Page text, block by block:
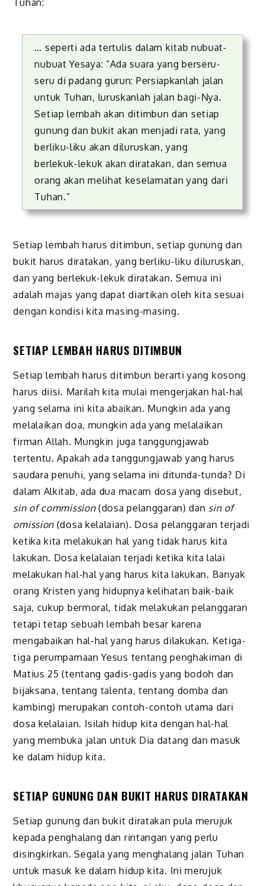
… seperti ada tertulis dalam kitab nubuat-
nubuat Yesaya: “Ada suara yang berseru-
seru di padang gurun: Persiapkanlah jalan
untuk Tuhan, luruskanlah jalan bagi-Nya.
Setiap lembah akan ditimbun dan setiap
gunung dan bukit akan menjadi rata, yang
berliku-liku akan diluruskan, yang
berlekuk-lekuk akan diratakan, dan semua
orang akan melihat keselamatan yang dari
Tuhan.”
Setiap lembah harus ditimbun, setiap gunung dan
bukit harus diratakan, yang berliku-liku diluruskan,
dan yang berlekuk-lekuk diratakan. Semua ini
adalah majas yang dapat diartikan oleh kita sesuai
dengan kondisi kita masing-masing.
SETIAP LEMBAH HARUS DITIMBUN
Setiap lembah harus ditimbun berarti yang kosong
harus diisi. Marilah kita mulai mengerjakan hal-hal
yang selama ini kita abaikan. Mungkin ada yang
melalaikan doa, mungkin ada yang melalaikan
firman Allah. Mungkin juga tanggungjawab
tertentu. Apakah ada tanggungjawab yang harus
saudara penuhi, yang selama ini ditunda-tunda? Di
dalam Alkitab, ada dua macam dosa yang disebut,
sin of commission(dosa pelanggaran) dan sin of
omission (dosa kelalaian). Dosa pelanggaran terjadi
ketika kita melakukan hal yang tidak harus kita
lakukan. Dosa kelalaian terjadi ketika kita lalai
melakukan hal-hal yang harus kita lakukan. Banyak
orang Kristen yang hidupnya kelihatan baik-baik
saja, cukup bermoral, tidak melakukan pelanggaran
tetapi tetap sebuah lembah besar karena
mengabaikan hal-hal yang harus dilakukan. Ketiga-
tiga perumpamaan Yesus tentang penghakiman di
Matius 25 (tentang gadis-gadis yang bodoh dan
bijaksana, tentang talenta, tentang domba dan
kambing) merupakan contoh-contoh utama dari
dosa kelalaian. Isilah hidup kita dengan hal-hal
yang membuka jalan untuk Dia datang dan masuk
ke dalam hidup kita.
SETIAP GUNUNG DAN BUKIT HARUS DIRATAKAN
Setiap gunung dan bukit diratakan pula merujuk
kepada penghalang dan rintangan yang perlu
disingkirkan. Segala yang menghalang jalan Tuhan
untuk masuk ke dalam hidup kita. Ini merujuk